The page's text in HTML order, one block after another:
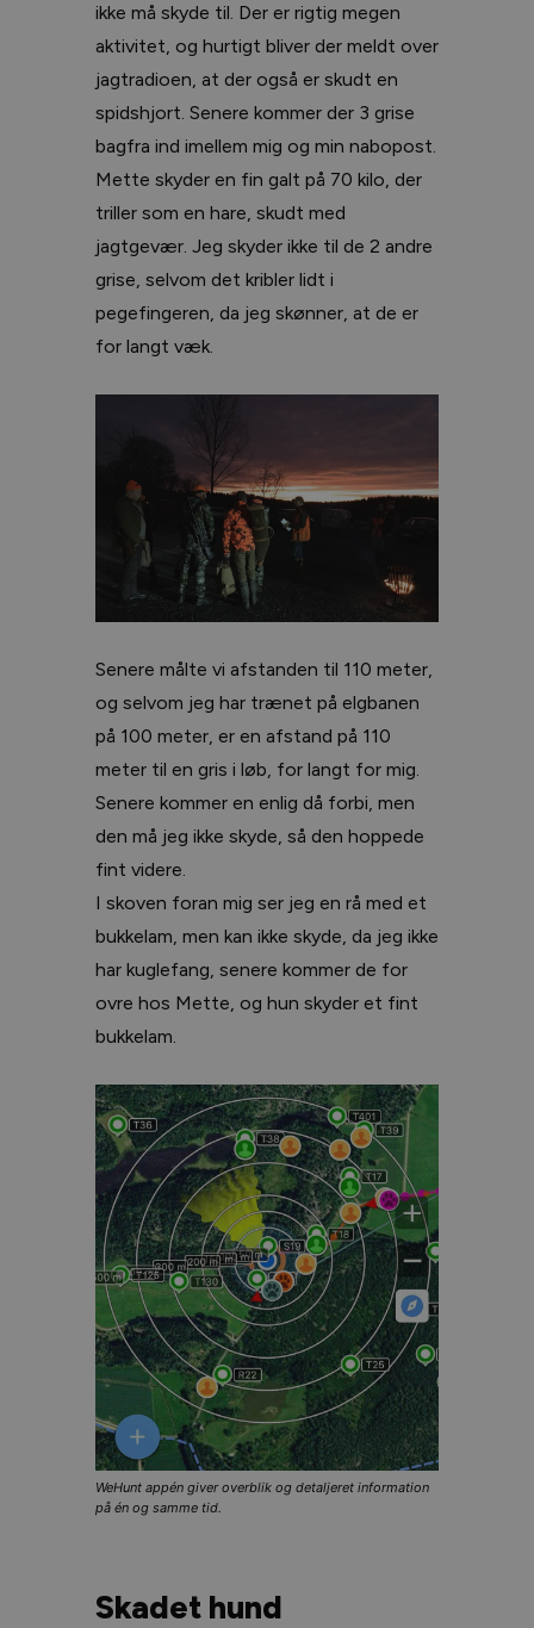
ikke må skyde til. Der er rigtig megen
aktivitet, og hurtigt bliver der meldt over
jagtradioen, at der også er skudt en
spidshjort. Senere kommer der 3 grise
bagfra ind imellem mig og min nabopost.
Mette skyder en fin galt på 70 kilo, der
triller som en hare, skudt med
jagtgevær. Jeg skyder ikke til de 2 andre
grise, selvom det kribler lidt i
pegefingeren, da jeg skønner, at de er
for langt væk.
Senere målte vi afstanden til 110 meter,
og selvom jeg har trænet på elgbanen
på 100 meter, er en afstand på 110
meter til en gris i løb, for langt for mig.
Senere kommer en enlig då forbi, men
den må jeg ikke skyde, så den hoppede
fint videre.
I skoven foran mig ser jeg en rå med et
bukkelam, men kan ikke skyde, da jeg ikke
har kuglefang, senere kommer de for
ovre hos Mette, og hun skyder et fint
bukkelam.
WeHunt appén giver overblik og detaljeret information
på én og samme tid.
Skadet hund